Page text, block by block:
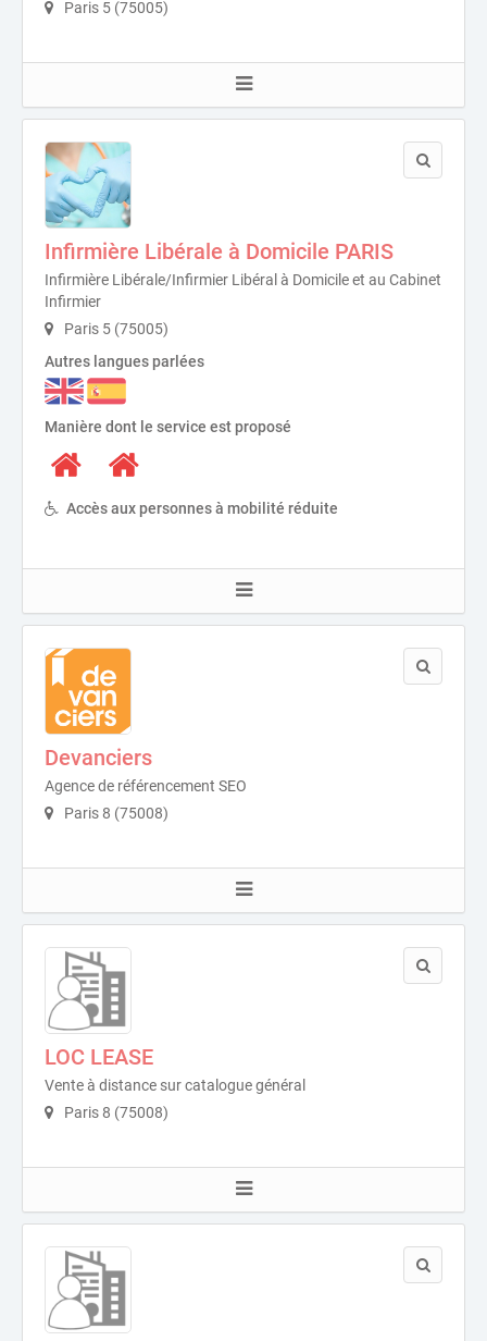
Paris 5 (75005)
Infirmière Libérale à Domicile PARIS
Infirmière Libérale/Infirmier Libéral à Domicile et au Cabinet
Infirmier
Paris 5 (75005)
Autres langues parlées
Manière dont le service est proposé
Accès aux personnes à mobilité réduite
Devanciers
Agence de référencement SEO
Paris 8 (75008)
LOC LEASE
Vente à distance sur catalogue général
Paris 8 (75008)